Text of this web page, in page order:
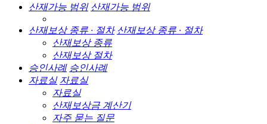
산재가능 범위 산재가능 범위
산재보상 종류 · 절차 산재보상 종류 · 절차
산재보상 종류
산재보상 절차
승인사례 승인사례
자료실 자료실
자료실
산재보상금 계산기
자주 묻는 질문